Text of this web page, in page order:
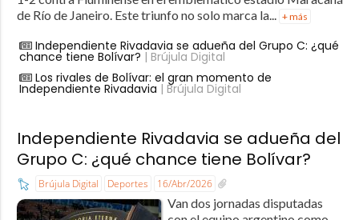
de Río de Janeiro. Este triunfo no solo marca la...
+ más
Independiente Rivadavia se adueña del Grupo C: ¿qué
chance tiene Bolívar? | Brújula Digital
Los rivales de Bolívar: el gran momento de
Independiente Rivadavia | Brújula Digital
Independiente Rivadavia se adueña del
Grupo C: ¿qué chance tiene Bolívar?
Brújula Digital Deportes 16/Abr/2026
Van dos jornadas disputadas